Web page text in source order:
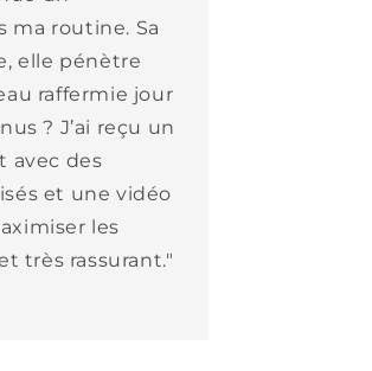
ma routine. Sa
elle pénètre
raffermie jour
? J’ai reçu un
avec des
et une vidéo
les
très rassurant."